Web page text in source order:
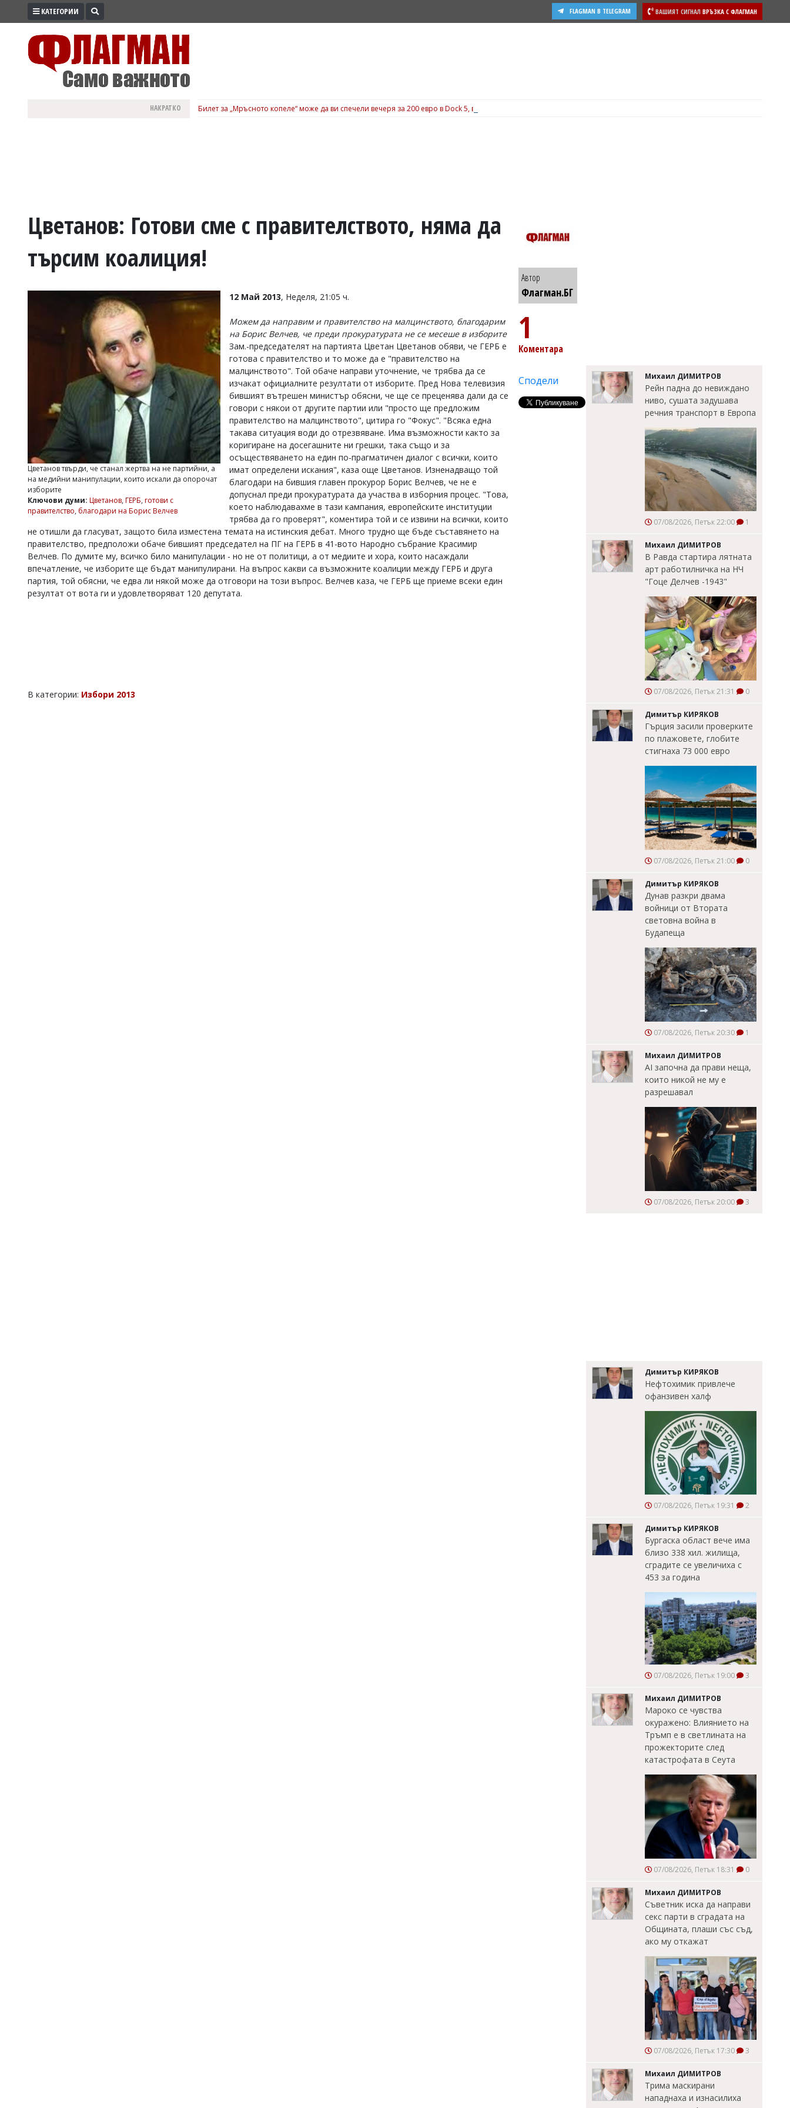
ПРОМО
ВОЙНАТА
УКРАЙНА
v.vasilev@flagman.bg
k.kassabova@flagman.bg
Главен
редактор:
office@flagman.bg
статиите
въвеждат
откриете
КАТЕГОРИИ ВАШИЯТ СИГНАЛ ВРЪЗКА С ФЛАГМАН
FLAGMAN В TELEGRAM
НАКРАТКО Билет за „Мръсното копеле“ може да ви спечели вечеря за 200 евро в Dock 5, вижте подробности
Цветанов: Готови сме с правителството, няма да
търсим коалиция!
Цветанов твърди, че станал жертва на не партийни, а
на медийни манипулации, които искали да опорочат
изборите
Ключови думи: Цветанов, ГЕРБ, готови с
правителство, благодари на Борис Велчев
12 Май 2013, Неделя, 21:05 ч.
Можем да направим и правителство на малцинството, благодарим
на Борис Велчев, че преди прокуратурата не се месеше в изборите
Зам.-председателят на партията Цветан Цветанов обяви, че ГЕРБ е
готова с правителство и то може да е "правителство на
малцинството". Той обаче направи уточнение, че трябва да се
изчакат официалните резултати от изборите. Пред Нова телевизия
бившият вътрешен министър обясни, че ще се преценява дали да се
говори с някои от другите партии или "просто ще предложим
правителство на малцинството", цитира го "Фокус". "Всяка една
такава ситуация води до отрезвяване. Има възможности както за
коригиране на досегашните ни грешки, така също и за
осъществяването на един по-прагматичен диалог с всички, които
имат определени искания", каза още Цветанов. Изненадващо той
благодари на бившия главен прокурор Борис Велчев, че не е
допуснал преди прокуратурата да участва в изборния процес. "Това,
което наблюдавахме в тази кампания, европейските институции
трябва да го проверят", коментира той и се извини на всички, които
не отишли да гласуват, защото била изместена темата на истинския дебат. Много трудно ще бъде съставянето на
правителство, предположи обаче бившият председател на ПГ на ГЕРБ в 41-вото Народно събрание Красимир
Велчев. По думите му, всичко било манипулации - но не от политици, а от медиите и хора, които насаждали
впечатление, че изборите ще бъдат манипулирани. На въпрос какви са възможните коалиции между ГЕРБ и друга
партия, той обясни, че едва ли някой може да отговори на този въпрос. Велчев каза, че ГЕРБ ще приеме всеки един
резултат от вота ги и удовлетворяват 120 депутата.
В категории: Избори 2013
Автор
Флагман.БГ
1
Коментара
Сподели Михаил ДИМИТРОВ
Рейн падна до невиждано
ниво, сушата задушава
речния транспорт в Европа
07/08/2026, Петък 22:00 1
Михаил ДИМИТРОВ
В Равда стартира лятната
арт работилничка на НЧ
"Гоце Делчев -1943"
07/08/2026, Петък 21:31 0
Димитър КИРЯКОВ
Гърция засили проверките
по плажовете, глобите
стигнаха 73 000 евро
07/08/2026, Петък 21:00 0
Димитър КИРЯКОВ
Дунав разкри двама
войници от Втората
световна война в
Будапеща
07/08/2026, Петък 20:30 1
Михаил ДИМИТРОВ
AI започна да прави неща,
които никой не му е
разрешавал
07/08/2026, Петък 20:00 3
Димитър КИРЯКОВ
Нефтохимик привлече
офанзивен халф
07/08/2026, Петък 19:31 2
Димитър КИРЯКОВ
Бургаска област вече има
близо 338 хил. жилища,
сградите се увеличиха с
453 за година
07/08/2026, Петък 19:00 3
Михаил ДИМИТРОВ
Мароко се чувства
окуражено: Влиянието на
Тръмп е в светлината на
прожекторите след
катастрофата в Сеута
07/08/2026, Петък 18:31 0
Михаил ДИМИТРОВ
Съветник иска да направи
секс парти в сградата на
Общината, плаши със съд,
ако му откажат
07/08/2026, Петък 17:30 3
Михаил ДИМИТРОВ
Трима маскирани
нападнаха и изнасилиха